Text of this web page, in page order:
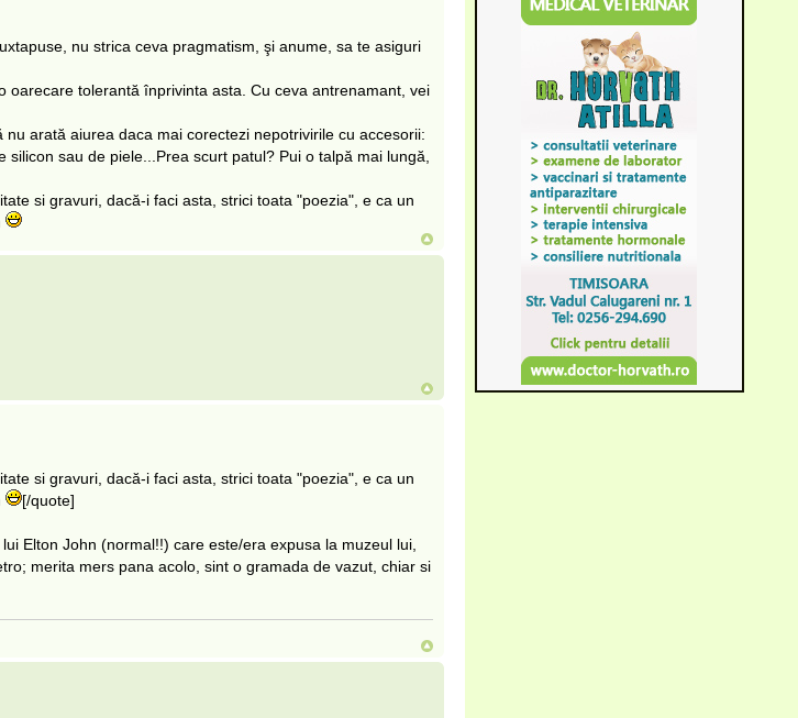
nu strica ceva pragmatism, şi anume, sa te asiguri
oarecare tolerantă înprivinta asta. Cu ceva antrenamant, vei
arată aiurea daca mai corectezi nepotrivirile cu accesorii:
sau de piele...Prea scurt patul? Pui o talpă mai lungă,
si gravuri, dacă-i faci asta, strici toata "poezia", e ca un
si gravuri, dacă-i faci asta, strici toata "poezia", e ca un
[/quote]
Elton John (normal!!) care este/era expusa la muzeul lui,
merita mers pana acolo, sint o gramada de vazut, chiar si